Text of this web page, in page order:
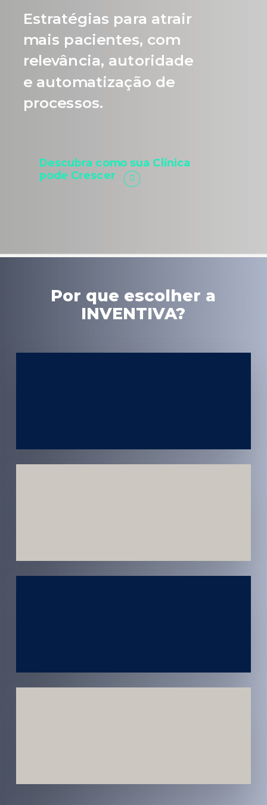
Estratégias para atrair
mais pacientes, com
relevância, autoridade
e automatização de
processos.
Descubra como sua Clínica
pode Crescer
Por que escolher a
INVENTIVA?